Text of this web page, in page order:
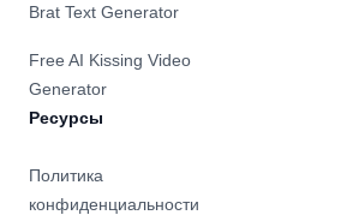
Brat Text Generator
Free AI Kissing Video
Generator
Ресурсы
Политика
конфиденциальности